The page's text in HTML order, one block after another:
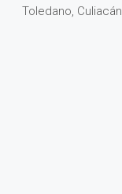
Toledano, Culiacán